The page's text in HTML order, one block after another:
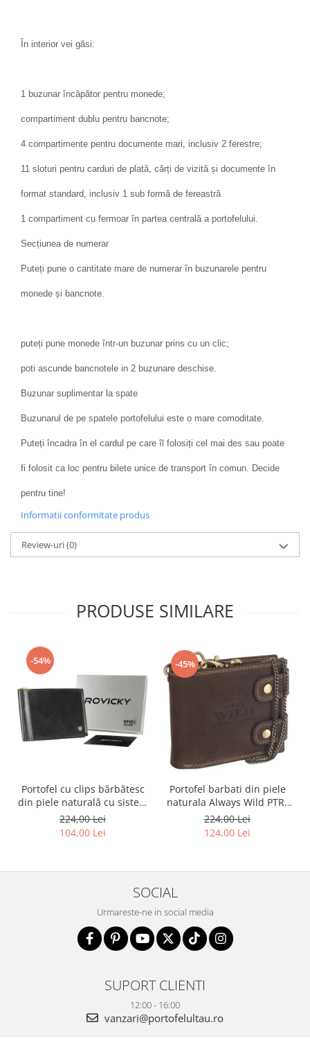
În interior vei găsi:
1 buzunar încăpător pentru monede;
compartiment dublu pentru bancnote;
4 compartimente pentru documente mari, inclusiv 2 ferestre;
11 sloturi pentru carduri de plată, cărți de vizită și documente în
format standard, inclusiv 1 sub formă de fereastră
1 compartiment cu fermoar în partea centrală a portofelului.
Secțiunea de numerar
Puteți pune o cantitate mare de numerar în buzunarele pentru
monede și bancnote.
puteți pune monede într-un buzunar prins cu un clic;
poti ascunde bancnotele in 2 buzunare deschise.
Buzunar suplimentar la spate
Buzunarul de pe spatele portofelului este o mare comoditate.
Puteți încadra în el cardul pe care îl folosiți cel mai des sau poate
fi folosit ca loc pentru bilete unice de transport în comun. Decide
pentru tine!
Informatii conformitate produs
Review-uri(0)
PRODUSE SIMILARE
-54%
Portofel cu clips bărbătesc
din piele naturală cu sistem
RFID - Rovicky PTR-N1908-
RVT-9799 BLACK
224,00 Lei
104,00 Lei
-45%
Portofel barbati din piele
naturala Always Wild PTR-
2900-BIC
224,00 Lei
124,00 Lei
SOCIAL
Urmareste-ne in social media
SUPORT CLIENTI
12:00 - 16:00
vanzari@portofelultau.ro